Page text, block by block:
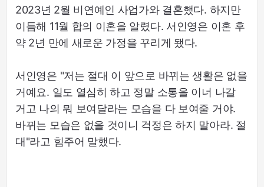
2023년 2월 비연예인 사업가와 결혼했다. 하지만
이듬해 11월 합의 이혼을 알렸다. 서인영은 이혼 후
약 2년 만에 새로운 가정을 꾸리게 됐다.
서인영은 "저는 절대 이 앞으로 바뀌는 생활은 없을
거예요. 일도 열심히 하고 정말 소통을 이너 나갈
거고 나의 뭐 보여달라는 모습을 다 보여줄 거야.
바뀌는 모습은 없을 것이니 걱정은 하지 말아라. 절
대"라고 힘주어 말했다.